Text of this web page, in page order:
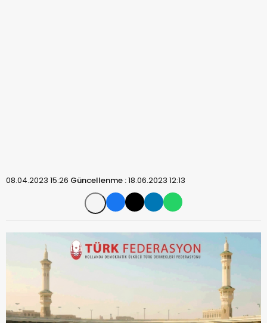
08.04.2023 15:26 Güncellenme :18.06.2023 12:13